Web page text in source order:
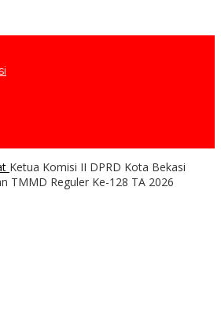
Ketua Komisi II DPRD Kota Bekasi
TMMD Reguler Ke-128 TA 2026